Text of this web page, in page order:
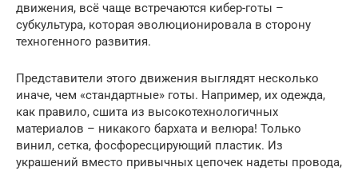
движения, всё чаще встречаются кибер-готы –
субкультура, которая эволюционировала в сторону
техногенного развития.
Представители этого движения выглядят несколько
иначе, чем «стандартные» готы. Например, их одежда,
как правило, сшита из высокотехнологичных
материалов – никакого бархата и велюра! Только
винил, сетка, фосфоресцирующий пластик. Из
украшений вместо привычных цепочек надеты провода,